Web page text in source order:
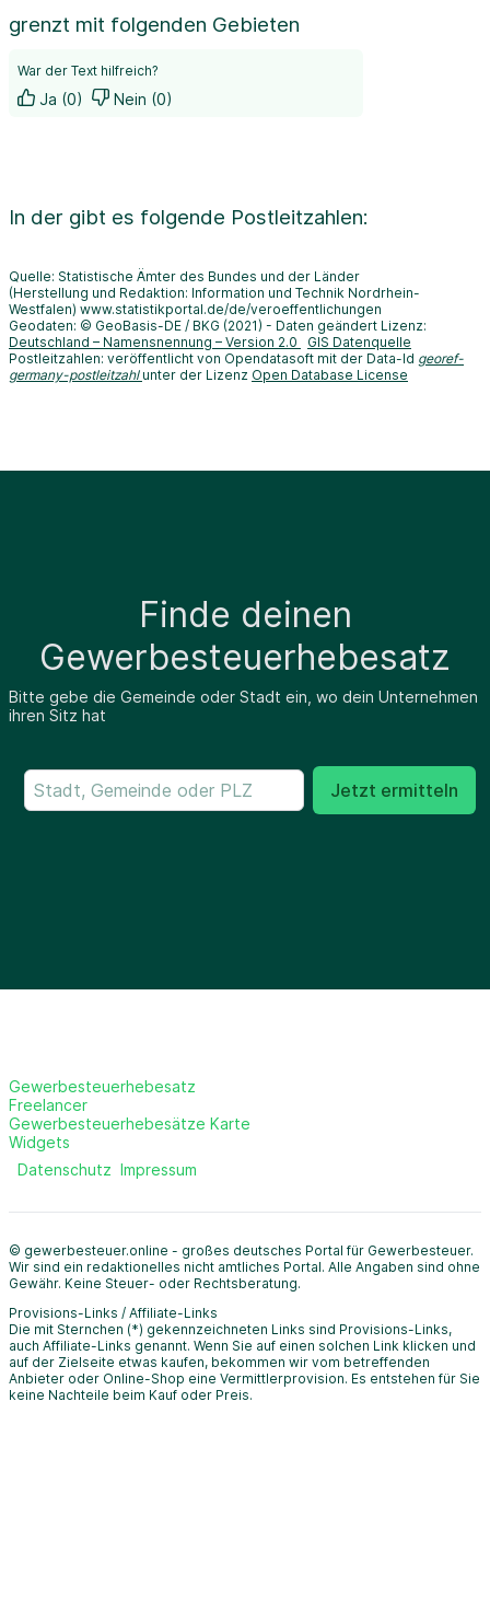
grenzt mit folgenden Gebieten
War der Text hilfreich?
Ja (0) Nein (0)
In der gibt es folgende Postleitzahlen:
Quelle: Statistische Ämter des Bundes und der Länder
(Herstellung und Redaktion: Information und Technik Nordrhein-
Westfalen) www.statistikportal.de/de/veroeffentlichungen
Geodaten: © GeoBasis-DE / BKG (2021) - Daten geändert Lizenz:
Deutschland – Namensnennung – Version 2.0
GIS Datenquelle
Postleitzahlen: veröffentlicht von Opendatasoft mit der Data-Id georef-
germany-postleitzahl unter der Lizenz Open Database License
Finde deinen
Gewerbesteuerhebesatz
Bitte gebe die Gemeinde oder Stadt ein, wo dein Unternehmen
ihren Sitz hat
Jetzt ermitteln
Gewerbesteuerhebesatz
Freelancer
Gewerbesteuerhebesätze Karte
Widgets
Datenschutz Impressum
© gewerbesteuer.online - großes deutsches Portal für Gewerbesteuer.
Wir sind ein redaktionelles nicht amtliches Portal. Alle Angaben sind ohne
Gewähr. Keine Steuer- oder Rechtsberatung.
Provisions-Links / Affiliate-Links
Die mit Sternchen (*) gekennzeichneten Links sind Provisions-Links,
auch Affiliate-Links genannt. Wenn Sie auf einen solchen Link klicken und
auf der Zielseite etwas kaufen, bekommen wir vom betreffenden
Anbieter oder Online-Shop eine Vermittlerprovision. Es entstehen für Sie
keine Nachteile beim Kauf oder Preis.